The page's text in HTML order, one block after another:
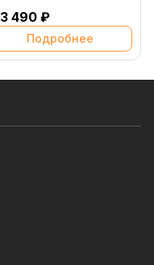
3 490 ₽
Подробнее